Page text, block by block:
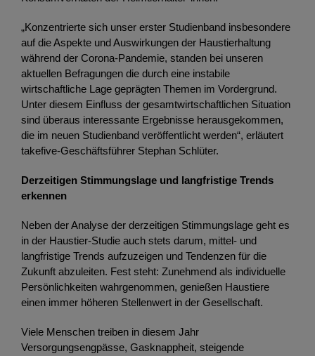
„Konzentrierte sich unser erster Studienband insbesondere
auf die Aspekte und Auswirkungen der Haustierhaltung
während der Corona-Pandemie, standen bei unseren
aktuellen Befragungen die durch eine instabile
wirtschaftliche Lage geprägten Themen im Vordergrund.
Unter diesem Einfluss der gesamtwirtschaftlichen Situation
sind überaus interessante Ergebnisse herausgekommen,
die im neuen Studienband veröffentlicht werden“, erläutert
takefive-Geschäftsführer Stephan Schlüter.
Derzeitigen Stimmungslage und langfristige Trends
erkennen
Neben der Analyse der derzeitigen Stimmungslage geht es
in der Haustier-Studie auch stets darum, mittel- und
langfristige Trends aufzuzeigen und Tendenzen für die
Zukunft abzuleiten. Fest steht: Zunehmend als individuelle
Persönlichkeiten wahrgenommen, genießen Haustiere
einen immer höheren Stellenwert in der Gesellschaft.
Viele Menschen treiben in diesem Jahr
Versorgungsengpässe, Gasknappheit, steigende